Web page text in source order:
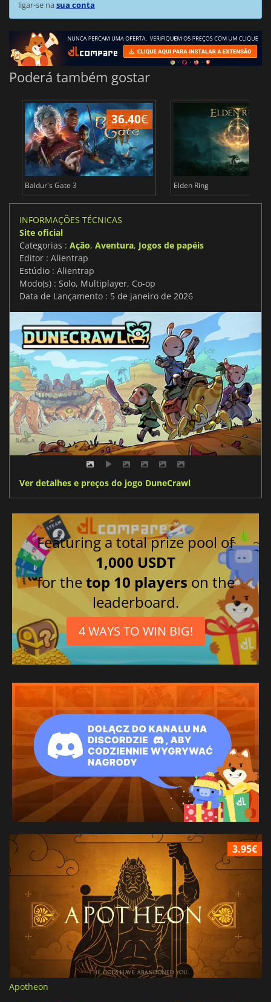
ligar-se nasua conta
Poderá também gostar
36.40€
Baldur's Gate 3 Elden Ring
INFORMAÇÕES TÉCNICAS
Site oficial
Categorias : Ação, Aventura, Jogos de papéis
Editor : Alientrap
Estúdio : Alientrap
Modo(s) : Solo, Multiplayer, Co-op
Data de Lançamento : 5 de janeiro de 2026
Ver detalhes e preços do jogo DuneCrawl
Featuring a total prize pool of
1,000 USDT
for thetop 10 players on the
leaderboard.
4 WAYS TO WIN BIG!
3.95€
Apotheon